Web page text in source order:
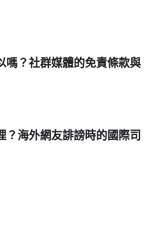
嗎？社群媒體的免責條款與
？海外網友誹謗時的國際司